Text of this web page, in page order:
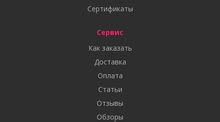
Сертификаты
Сервис
Как заказать
Доставка
Оплата
Статьи
Отзывы
Обзоры